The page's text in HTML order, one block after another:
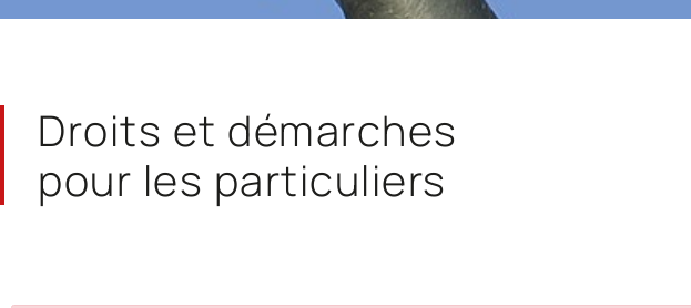
Droits et démarches
pour les particuliers